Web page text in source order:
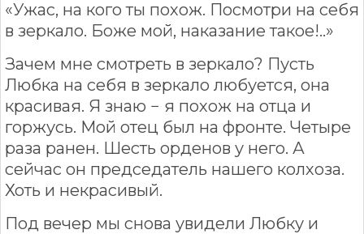
«Ужас, на кого ты похож. Посмотри на себя
в зеркало. Боже мой, наказание такое!..»
Зачем мне смотреть в зеркало? Пусть
Любка на себя в зеркало любуется, она
красивая. Я знаю − я похож на отца и
горжусь. Мой отец был на фронте. Четыре
раза ранен. Шесть орденов у него. А
сейчас он председатель нашего колхоза.
Хоть и некрасивый.
Под вечер мы снова увидели Любку и